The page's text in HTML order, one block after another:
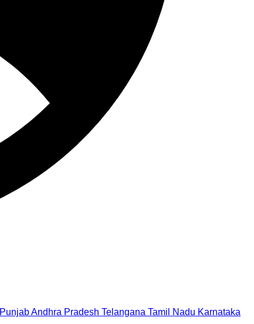
PunjabAndhra Pradesh Telangana Tamil Nadu Karnataka